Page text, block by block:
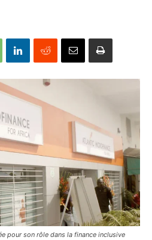
pour son rôle dans la finance inclusive